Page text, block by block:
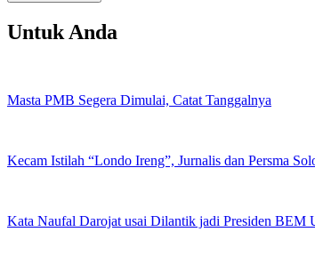
Untuk Anda
Masta PMB Segera Dimulai, Catat Tanggalnya
Kecam Istilah “Londo Ireng”, Jurnalis dan Persma
Kata Naufal Darojat usai Dilantik jadi Presiden BEM